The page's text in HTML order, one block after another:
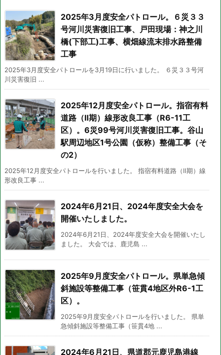
2025年3月度安全パトロール。６災３３
号河川災害復旧工事、戸田現場：神之川
橋(下部工)工事、横畑線流末排水路整備
工事
2025年3月度安全パトロールを3月19日に行いました。 ６災３３号河
川災害復旧 ...
2025年12月度安全パトロール。指宿有料
道路（Ⅱ期）線形改良工事（R6-11工
区）。6災99号河川災害復旧工事。谷山
駅周辺地区1号公園（仮称）整備工事（そ
の2）
2025年12月度安全パトロールを行いました。 指宿有料道路（Ⅱ期）線
形改良工事 ...
2024年6月21日、2024年度安全大会を
開催いたしました。
2024年6月21日、2024年度安全大会を開催いたし
ました。 大会では、鹿児島 ...
2025年9月度安全パトロール。県単急傾
斜施設等整備工事（笹貫4地区外R6-1工
区）。
2025年9月度安全パトロールを行いました。 県単
急傾斜施設等整備工事（笹貫4地 ...
2024年6月21日、県道郡元鹿児島港線